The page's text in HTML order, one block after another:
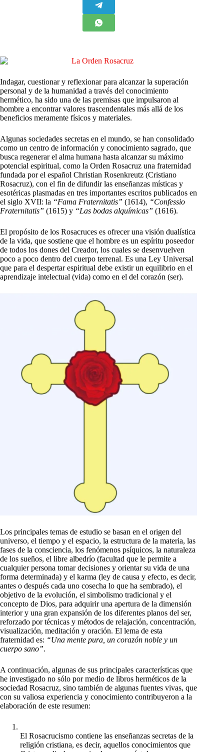
Indagar, cuestionar y reflexionar para alcanzar la superación
personal y de la humanidad a través del conocimiento
hermético, ha sido una de las premisas que impulsaron al
hombre a encontrar valores trascendentales más allá de los
beneficios meramente físicos y materiales.
Algunas sociedades secretas en el mundo, se han consolidado
como un centro de información y conocimiento sagrado, que
busca regenerar el alma humana hasta alcanzar su máximo
potencial espiritual, como la Orden Rosacruz una fraternidad
fundada por el español Christian Rosenkreutz (Cristiano
Rosacruz), con el fin de difundir las enseñanzas místicas y
esotéricas plasmadas en tres importantes escritos publicados en
el siglo XVII: la “Fama Fraternitatis” (1614), “Confessio
Fraternitatis” (1615) y “Las bodas alquímicas” (1616).
El propósito de los Rosacruces es ofrecer una visión dualística
de la vida, que sostiene que el hombre es un espíritu poseedor
de todos los dones del Creador, los cuales se desenvuelven
poco a poco dentro del cuerpo terrenal. Es una Ley Universal
que para el despertar espiritual debe existir un equilibrio en el
aprendizaje intelectual (vida) como en el del corazón (ser).
Los principales temas de estudio se basan en el origen del
universo, el tiempo y el espacio, la estructura de la materia, las
fases de la consciencia, los fenómenos psíquicos, la naturaleza
de los sueños, el libre albedrío (facultad que le permite a
cualquier persona tomar decisiones y orientar su vida de una
forma determinada) y el karma (ley de causa y efecto, es decir,
antes o después cada uno cosecha lo que ha sembrado), el
objetivo de la evolución, el simbolismo tradicional y el
concepto de Dios, para adquirir una apertura de la dimensión
interior y una gran expansión de los diferentes planos del ser,
reforzado por técnicas y métodos de relajación, concentración,
visualización, meditación y oración. El lema de esta
fraternidad es: “Una mente pura, un corazón noble y un
cuerpo sano”.
A continuación, algunas de sus principales características que
he investigado no sólo por medio de libros herméticos de la
sociedad Rosacruz, sino también de algunas fuentes vivas, que
con su valiosa experiencia y conocimiento contribuyeron a la
elaboración de este resumen:
El Rosacrucismo contiene las enseñanzas secretas de la
religión cristiana, es decir, aquellos conocimientos que